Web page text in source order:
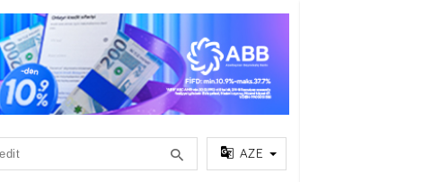
AZE